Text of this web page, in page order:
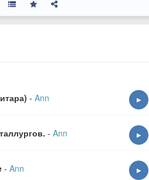
- Ann ▶
- Ann ▶
- Ann ▶